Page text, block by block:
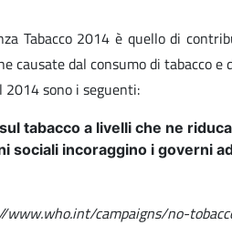
Tabacco 2014 è quello di
causate dal consumo di tabacco e
2014 sono i seguenti:
tabacco a livelli che ne
sociali incoraggino i governi
www.who.int/campaigns/no-